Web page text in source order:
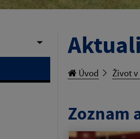
Úvod Život
Zoznam